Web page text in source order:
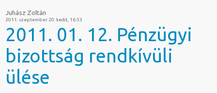
Juhász Zoltán
2011. szeptember 20. kedd, 16:53
2011. 01. 12. Pénzügyi
bizottság rendkívüli
ülése